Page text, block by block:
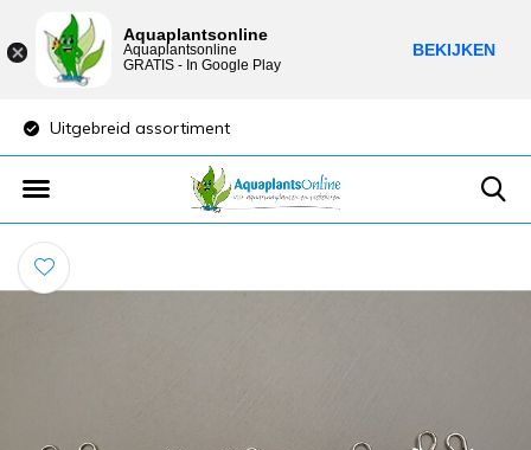
Uitgebreid assortiment
Aquaplantsonline
Aquaplantsonline
GRATIS - In Google Play
BEKIJKEN